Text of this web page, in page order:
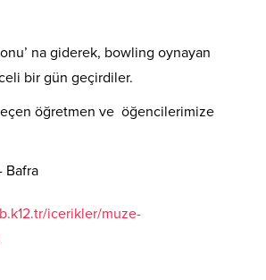
na giderek, bowling oynayan
bir gün geçirdiler.
öğretmen ve öğencilerimize
Bafra
icerikler/muze-